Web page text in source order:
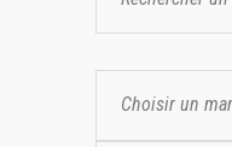
Choisir un